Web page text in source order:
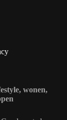
wonen,